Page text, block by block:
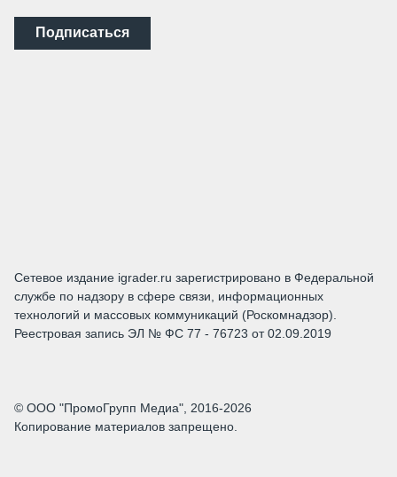
Подписаться
Сетевое издание igrader.ru зарегистрировано в Федеральной
службе по надзору в сфере связи, информационных
технологий и массовых коммуникаций (Роскомнадзор).
Реестровая запись ЭЛ № ФС 77 - 76723 от 02.09.2019
© ООО "ПромоГрупп Медиа", 2016-2026
Копирование материалов запрещено.